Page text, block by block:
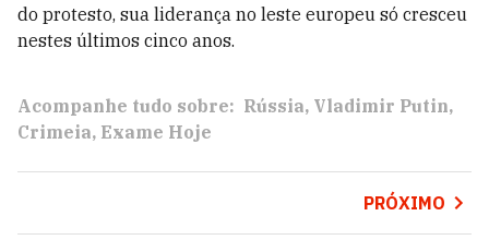
do protesto, sua liderança no leste europeu só cresceu
nestes últimos cinco anos.
Acompanhe tudo sobre: Rússia Vladimir Putin
Crimeia Exame Hoje
PRÓXIMO